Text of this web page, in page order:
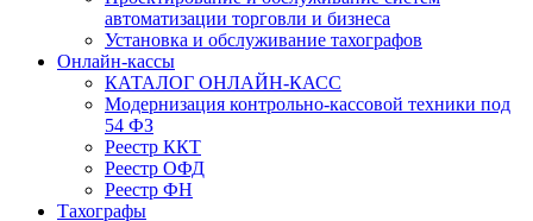
автоматизации торговли и бизнеса
Установка и обслуживание тахографов
Онлайн-кассы
КАТАЛОГ ОНЛАЙН-КАСС
Модернизация контрольно-кассовой техники под
54 ФЗ
Реестр ККТ
Реестр ОФД
Реестр ФН
Тахографы